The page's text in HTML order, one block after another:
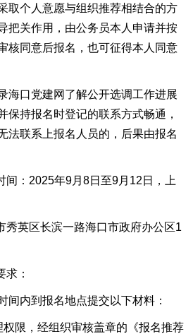
取个人意愿与组织推荐相结合的方
把关作用，由公务员本人申请并按
核同意后报名，也可征得本人同意
口党建网了解公开选调工作进展
保持报名时登记的联系方式畅通，
法联系上报名人员的，后果由报名
：2025年9月8日至9月12日，上
英区长滨一路海口市政府办公区1
：
内到报名地点提交以下材料：
限，经组织审核盖章的《报名推荐